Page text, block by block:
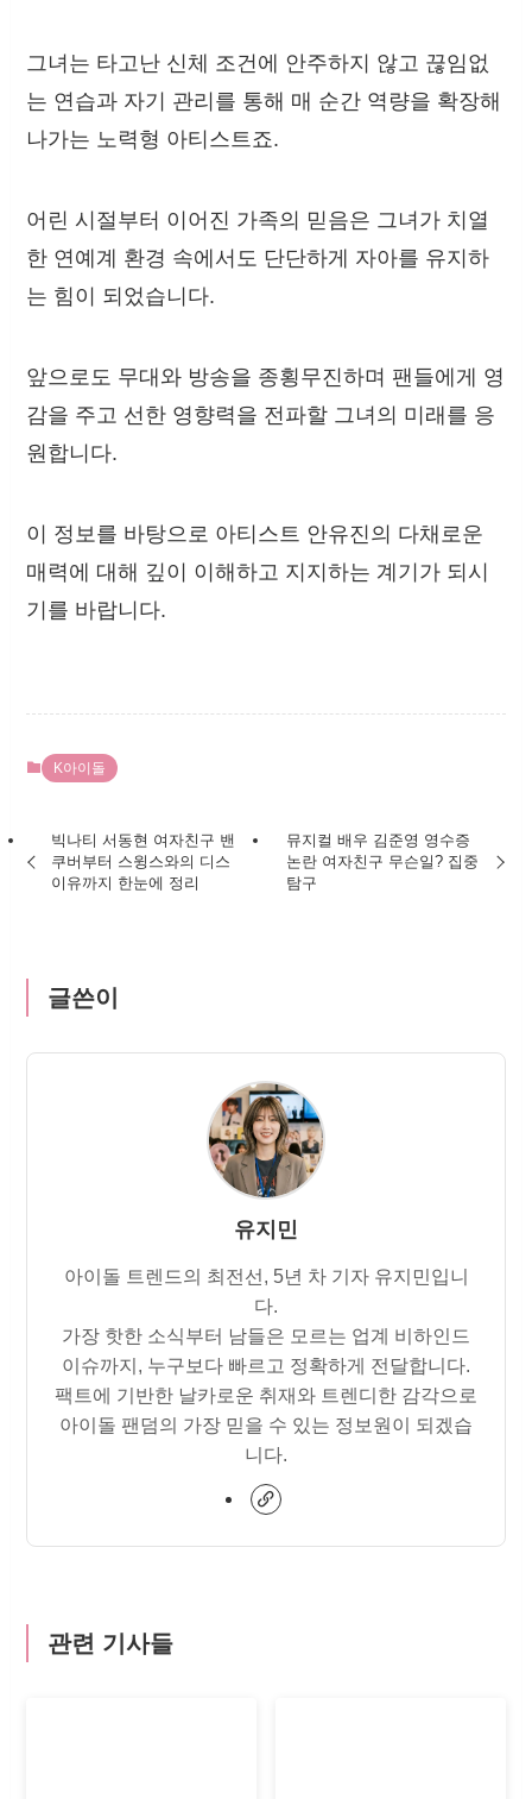
그녀는 타고난 신체 조건에 안주하지 않고 끊임없
는 연습과 자기 관리를 통해 매 순간 역량을 확장해
나가는 노력형 아티스트죠.
어린 시절부터 이어진 가족의 믿음은 그녀가 치열
한 연예계 환경 속에서도 단단하게 자아를 유지하
는 힘이 되었습니다.
앞으로도 무대와 방송을 종횡무진하며 팬들에게 영
감을 주고 선한 영향력을 전파할 그녀의 미래를 응
원합니다.
이 정보를 바탕으로 아티스트 안유진의 다채로운
매력에 대해 깊이 이해하고 지지하는 계기가 되시
기를 바랍니다.
K아이돌
빅나티 서동현 여자친구 밴
쿠버부터 스윙스와의 디스
이유까지 한눈에 정리
뮤지컬 배우 김준영 영수증
논란 여자친구 무슨일? 집중
탐구
글쓴이
유지민
아이돌 트렌드의 최전선, 5년 차 기자 유지민입니
다.
가장 핫한 소식부터 남들은 모르는 업계 비하인드
이슈까지, 누구보다 빠르고 정확하게 전달합니다.
팩트에 기반한 날카로운 취재와 트렌디한 감각으로
아이돌 팬덤의 가장 믿을 수 있는 정보원이 되겠습
니다.
관련 기사들